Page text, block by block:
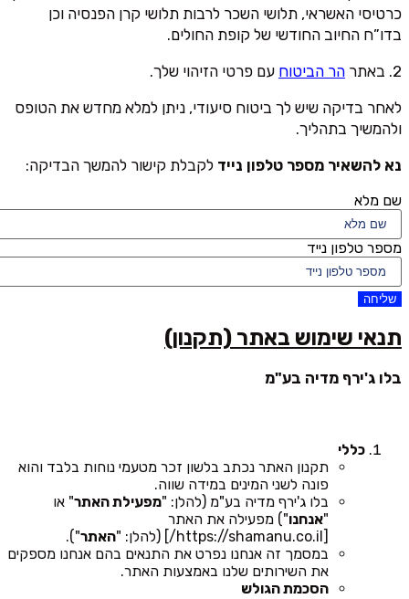
כרטיסי האשראי, תלושי השכר לרבות תלושי קרן הפנסיה וכן
בדו”ח החיוב החודשי של קופת החולים.
2. באתר
הר הביטוח עם פרטי הזיהוי שלך.
לאחר בדיקה שיש לך ביטוח סיעודי, ניתן למלא מחדש את הטופס
ולהמשיך בתהליך.
נא להשאיר מספר טלפון נייד לקבלת קישור להמשך הבדיקה:
שם מלא
מספר טלפון נייד
שליחה
תנאי שימוש באתר (תקנון)
בלו ג'ירף מדיה בע"מ
כללי
תקנון האתר נכתב בלשון זכר מטעמי נוחות בלבד והוא
פונה לשני המינים במידה שווה.
בלו ג'ירף מדיה בע"מ (להלן: "מפעילת האתר" או
"אנחנו") מפעילה את האתר
האתר").
במסמך זה אנחנו נפרט את התנאים בהם אנחנו מספקים
את השירותים שלנו באמצעות האתר.
הסכמת הגולש